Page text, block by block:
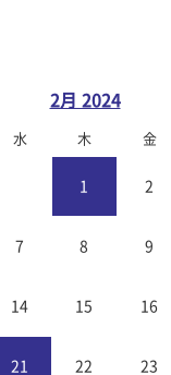
2月 2024
水 木 金
1 2
7 8 9
14 15 16
21 22 23